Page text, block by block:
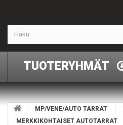
TUOTERYHMÄT
MP/VENE/AUTO TARRAT
MERKKIKOHTAISET AUTOTARRAT